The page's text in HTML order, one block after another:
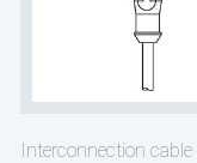
Interconnection cable